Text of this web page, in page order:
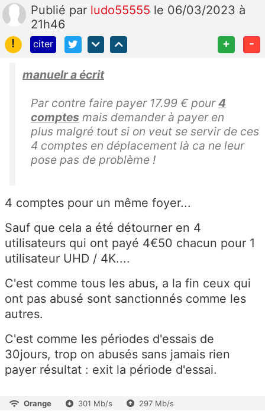
Publié par ludo55555 le 06/03/2023 à
21h46
!
citer + -
manuelr a écrit
Par contre faire payer 17.99 € pour4
comptes mais demander à payer en
plus malgré tout si on veut se servir de ces
4 comptes en déplacement là ca ne leur
pose pas de problème !
4 comptes pour un même foyer...
Sauf que cela a été détourner en 4
utilisateurs qui ont payé 4€50 chacun pour 1
utilisateur UHD / 4K....
C'est comme tous les abus, a la fin ceux qui
ont pas abusé sont sanctionnés comme les
autres.
C'est comme les périodes d'essais de
30jours, trop on abusés sans jamais rien
payer résultat : exit la période d'essai.
Orange 301 Mb/s 297 Mb/s